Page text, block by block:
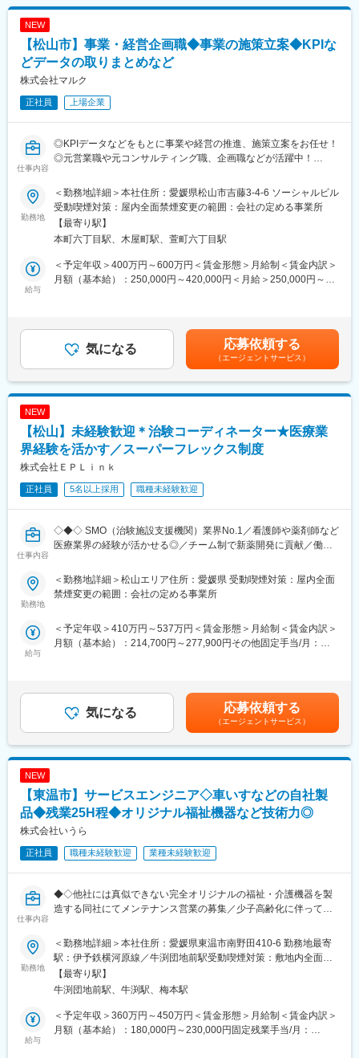
ツルハグループの一員として安定した基盤があり、腰を据えてキ
■労働組合があるので、安心して長く働ける仕組みがある：
職場での困りごとや意見を、労働組合を通じて会社に届けること
ができ、声を上げやすい環境があります。
＜数字で見るレデイ薬局＞
・男女比＝5：5
・平均勤続年数：10.9年
・月平均残業時間：8.7時間
変更の範囲：会社の定める業務
☆経験や適性に応じて、将来的にはスタッフの育成、
だく可能性があります。
＼仕事のやりがい／
レデイ薬局は、地域に密着したドラッグストアとして、
「健康相談ができる身近な存在」を目指しています。
◎日々の接客を通じてお客様から直接「ありがとう」をもらえる
◎将来的には店長として、店舗・人・地域をまとめる立場を目指
せる
です。
＼レデイ薬局の魅力／
■現場から店舗運営まで段階的に成長できる環境：
として店舗運営やマネジメントに挑戦できます。
信頼される存在として働けます。
■安定した経営基盤のもと、長期的なキャリア形成が可能：
ツルハグループの一員として安定した基盤があり、腰を据えてキ
職場での困りごとや意見を、労働組合を通じて会社に届けること
ができ、声を上げやすい環境があります。
＜数字で見るレデイ薬局＞
・男女比＝5：5
・平均有給取得日数：9.6日
NEW
【松山市】事業・経営企画職◆事業の施策立案◆KPIな
どデータの取りまとめなど
株式会社マルク
正社員 上場企業
仕事内容
◎KPIデータなどをもとに事業や経営の推進、施策立案をお任せ！
◎元営業職や元コンサルティング職、企画職などが活躍中！
自分で創意工夫ができるポジション！
■この求人・ポジションについて
・「最初はだれでもできない」を前提に「できるところから始め
る」ことを意識することが重要です。
・この求人は職務内容が幅広く、事業企画・PMO（プロジェクト
管理業務）・市場調査など一貫して行います。
■職務概要：
〇具体的にはこんな業務
1）既存サービスの成長企画・改善推進（生成AI／DX活用含む）
2）事業計画書の作成・計数管理
4）数字の管理・レポート作成（まずは“取りまとめ”から）
〇例えば…（既存サービス）
と課題を分析する。
・分析結果から事業施策（生成AI活用・業務改革・効率化など）
〇例えば…（新規事業）
・収益モデル・KPI・業務工程を整理した事業案をまとめ、経営陣
と議論する。
・承認された事業案を実行に移し、KPIを追いながらPDCAを回
す。
勤務地
＜勤務地詳細＞本社住所：愛媛県松山市吉藤3-4-6 ソーシャルビル
受動喫煙対策：屋内全面禁煙変更の範囲：会社の定める事業所
【最寄り駅】
本町六丁目駅、木屋町駅、萱町六丁目駅
給与
＜予定年収＞400万円～600万円＜賃金形態＞月給制＜賃金内訳＞
月額（基本給）：250,000円～420,000円＜月給＞250,000円～
回(9月)1,500～5,000円 賃金はあくまでも目安の金額であり、選
考を通じて上下する可能性があります。月給(月額)は固定手当を含
めた表記です。
気になる 応募依頼する
（エージェントサービス）
NEW
【松山】未経験歓迎＊治験コーディネーター★医療業
界経験を活かす／スーパーフレックス制度
株式会社ＥＰＬｉｎｋ
正社員 5名以上採用 職種未経験歓迎
仕事内容
◇◆◇ SMO（治験施設支援機関）業界No.1／看護師や薬剤師など
医療業界の経験が活かせる◎／チーム制で新薬開発に貢献／働き
【CRC=治験コーディネーターとは？】
いただく患者様の相談相手となり、じっくり向き合う仕事です。
また、薬の効果を患者様の近くで見ることができ、喜びの声を直
接聞けることもあります。患者様や医療機関から「ありがとう」
と感謝の言葉をいただけたときの喜びは、ひとしおです。
【一日の流れ※一例】
■午前：
・治験の進捗状況の確認や患者様対応の予定などを、院内の治験
事務局に共有
・来院された患者様の診察や検査に同席し、治験が手順通りに行
われているか、患者様の状態変化が無いかを確認します。
■午後：
・治験の参加候補となる患者様をカルテから探す
・医師との打ち合わせ
■基礎研修が充実：
入社後1か月は研修期間となります。ビジネスマナーやPCスキル
研修が入社後研修としてあり、PC慣れしていない方も安心してご
入社いただけます。
現場配属後は、OJTで独り立ちまでサポートその後も定期的なフ
ォローアップ研修や、専門性を高める継続研修、階層別研修など
勤務地
＜勤務地詳細＞松山エリア住所：愛媛県 受動喫煙対策：屋内全面
禁煙変更の範囲：会社の定める事業所
給与
＜予定年収＞410万円～537万円＜賃金形態＞月給制＜賃金内訳＞
月額（基本給）：214,700円～277,900円その他固定手当/月：
CRC手当・休日連絡対応手当■賞与：年2回（6月、12月）／昇
給：年1回（10月）※業績に応じ、決算賞与（秋季賞与）支給の場
合あり（10月）■時間外・休日出勤手当等の割増賃金は別途支給
賃金はあくまでも目安の金額であり、選考を通じて上下する可能
性があります。月給(月額)は固定手当を含めた表記です。
気になる 応募依頼する
（エージェントサービス）
NEW
【東温市】サービスエンジニア◇車いすなどの自社製
品◆残業25H程◆オリジナル福祉機器など技術力◎
株式会社いうら
正社員 職種未経験歓迎 業種未経験歓迎
仕事内容
◆◇他社には真似できない完全オリジナルの福祉・介護機器を製
造する同社にてメンテナンス営業の募集／少子高齢化に伴ってニ
＝求人のPOINT＝
【社会貢献性の高い商品】当社の商品は介護される方・介護する
方、双方にやさしいオリジナルの福祉機器です。（例：ご利用者
の方がお一人で乗りかえできる車椅子や、入浴介助が驚くほど簡
単操作で行える入浴リフト等）介護がずっと楽になり、より快適
で安心便利になる価値ある商材ですので、自信をもって提案がで
勤務地
＜勤務地詳細＞本社住所：愛媛県東温市南野田410-6 勤務地最寄
駅：伊予鉄横河原線／牛渕団地前駅受動喫煙対策：敷地内全面禁
煙変更の範囲：会社の定める事業所
【最寄り駅】
牛渕団地前駅、牛渕駅、梅本駅
給与
＜予定年収＞360万円～450万円＜賃金形態＞月給制＜賃金内訳＞
月額（基本給）：180,000円～230,000円固定残業手当/月：